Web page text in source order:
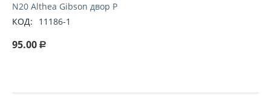
N20 Althea Gibson двор P
КОД:
11186-1
95.00 Р